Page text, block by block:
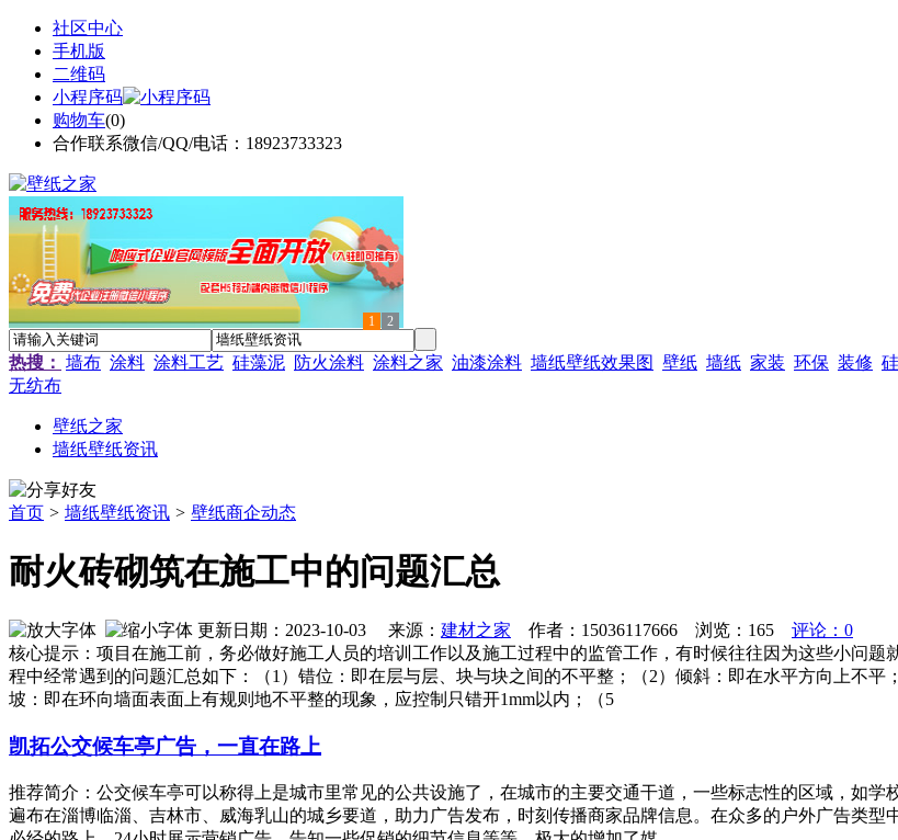
社区中心
手机版
二维码
小程序码
购物车(0)
合作联系微信/QQ/电话：18923733323
1 2
热搜： 墙布 涂料 涂料工艺 硅藻泥 防火涂料 涂料之家 油漆涂料 墙纸壁纸效果图 壁纸 墙纸 家装 环保 装修 硅
无纺布
壁纸之家
墙纸壁纸资讯
首页 > 墙纸壁纸资讯 > 壁纸商企动态
耐火砖砌筑在施工中的问题汇总
更新日期：2023-10-03 来源： 建材之家 作者：15036117666 浏览： 165
评论：0
核心提示：项目在施工前，务必做好施工人员的培训工作以及施工过程中的监管工作，有时候往往因为这些小
程中经常遇到的问题汇总如下：（1）错位：即在层与层、块与块之间的不平整；（2）倾斜：即在水平方向上不
坡：即在环向墙面表面上有规则地不平整的现象，应控制只错开1mm以内；（5
凯拓公交候车亭广告，一直在路上
推荐简介：公交候车亭可以称得上是城市里常见的公共设施了，在城市的主要交通干道，一些标志性的区域，如
遍布在淄博临淄、吉林市、威海乳山的城乡要道，助力广告发布，时刻传播商家品牌信息。在众多的户外广告类